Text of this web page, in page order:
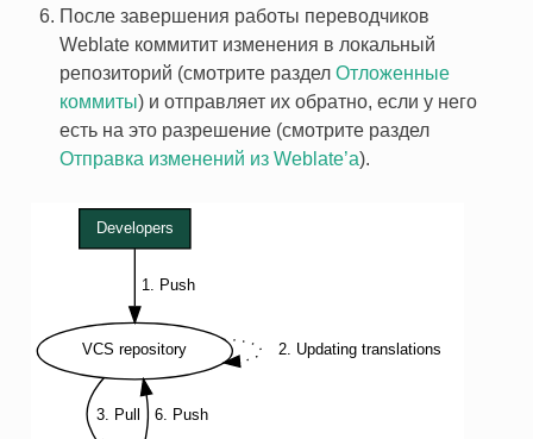
После завершения работы переводчиков
Weblate коммитит изменения в локальный
репозиторий (смотрите раздел Отложенные
коммиты) и отправляет их обратно, если у него
есть на это разрешение (смотрите раздел
Отправка изменений из Weblate’а).